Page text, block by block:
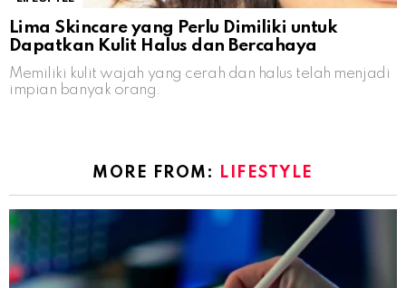
Lima Skincare yang Perlu Dimiliki untuk
Dapatkan Kulit Halus dan Bercahaya
Memiliki kulit wajah yang cerah dan halus telah menjadi
impian banyak orang.
MORE FROM: LIFESTYLE